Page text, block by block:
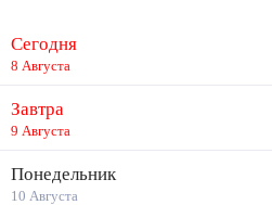
Сегодня
8 Августа
Завтра
9 Августа
Понедельник
10 Августа